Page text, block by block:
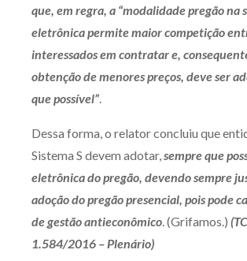
que, em regra, a “modalidade pregão na
eletrônica permite maior competição
interessados em contratar e,
obtenção de menores preços, deve ser
que possível”.
Dessa forma, o relator concluiu que
Sistema S devem adotar,sempre que
eletrônica do pregão, devendo sempre
adoção do pregão presencial, pois pode
de gestão antieconômico. (Grifamos.)
1.584/2016 – Plenário)